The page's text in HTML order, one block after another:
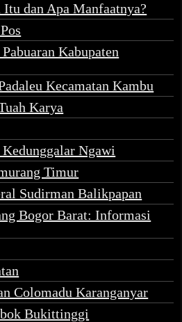
dan Apa Manfaatnya?
Kabupaten
Kecamatan Kambu
Karya
Ngawi
Timur
Sudirman Balikpapan
Bogor Barat: Informasi
Colomadu Karanganyar
Bukittinggi